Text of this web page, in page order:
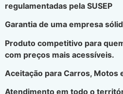
regulamentadas pela SUSEP
Garantia de uma empresa
Produto competitivo para
com preços mais acessíveis.
Aceitação para Carros, Motos
Atendimento em todo o